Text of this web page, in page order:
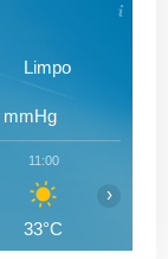
Limpo
mmHg
11:00
33°C
›